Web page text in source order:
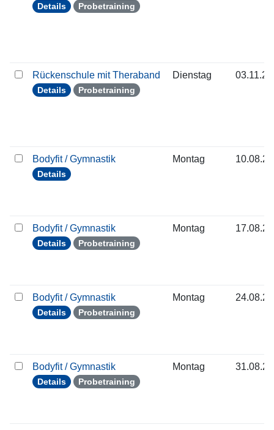
Details Probetraining
Rückenschule mit Theraband
Details Probetraining
Dienstag
Bodyfit / Gymnastik
Details
Montag
Bodyfit / Gymnastik
Details Probetraining
Montag
Bodyfit / Gymnastik
Details Probetraining
Montag
Bodyfit / Gymnastik
Details Probetraining
Montag